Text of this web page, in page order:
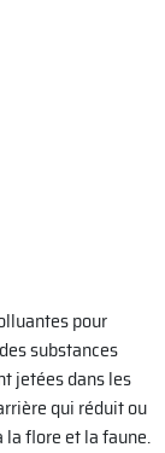
pour
substances
jetées dans les
qui réduit ou
la flore et la faune.